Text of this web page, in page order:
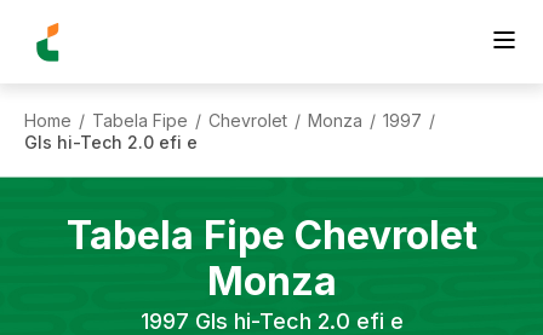
Home / Tabela Fipe / Chevrolet / Monza / 1997 /
Gls hi-Tech 2.0 efi e
Tabela Fipe Chevrolet
Monza
1997 Gls hi-Tech 2.0 efi e